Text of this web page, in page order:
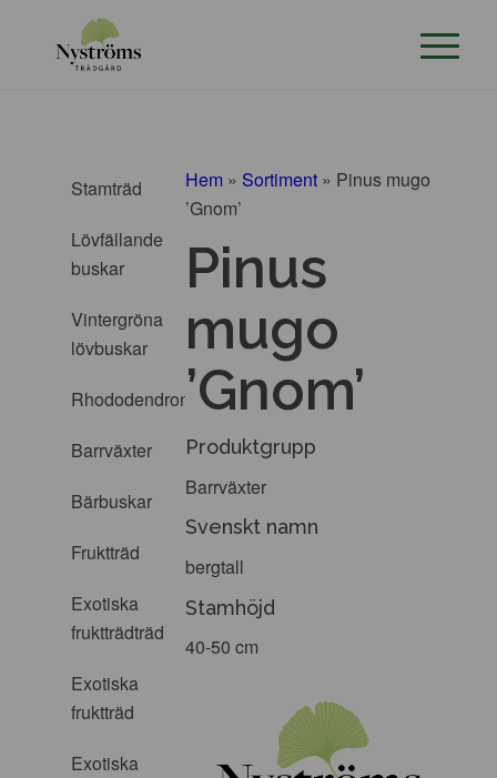
Stamträd
Lövfällande
buskar
Vintergröna
lövbuskar
Rhododendron
Barrväxter
Bärbuskar
Fruktträd
Exotiska
fruktträdträd
Exotiska
fruktträd
Exotiska
Hem » Sortiment » Pinus mugo
’Gnom’
Pinus
mugo
’Gnom’
Produktgrupp
Barrväxter
Svenskt namn
bergtall
Stamhöjd
40-50 cm